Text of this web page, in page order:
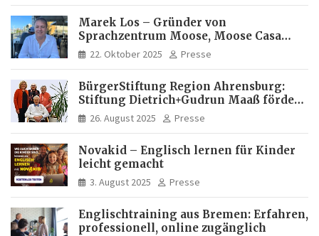
Marek Los – Gründer von
Sprachzentrum Moose, Moose Casa
Italia und Apartamento Brasil |
22. Oktober 2025 Presse
BürgerStiftung Region Ahrensburg:
Stiftung Dietrich+Gudrun Maaß fördert
Deutschkenntnisse von Frauen
26. August 2025 Presse
Novakid – Englisch lernen für Kinder
leicht gemacht
3. August 2025 Presse
Englischtraining aus Bremen: Erfahren,
professionell, online zugänglich